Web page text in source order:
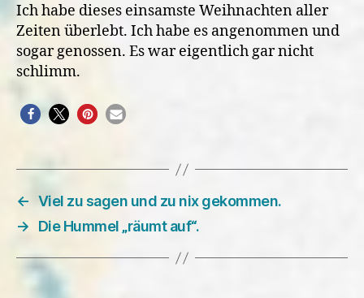
Ich habe dieses einsamste Weihnachten aller
Zeiten überlebt. Ich habe es angenommen und
sogar genossen. Es war eigentlich gar nicht
schlimm.
← Viel zu sagen und zu nix gekommen.
→
Die Hummel „räumt auf“.